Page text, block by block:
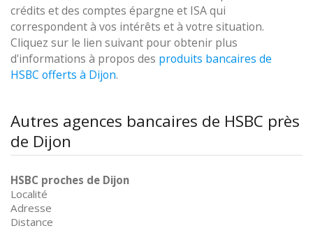
crédits et des comptes épargne et ISA qui
correspondent à vos intérêts et à votre situation.
Cliquez sur le lien suivant pour obtenir plus
d'informations à propos des produits bancaires de
HSBC offerts à Dijon.
Autres agences bancaires de HSBC près
de Dijon
HSBC proches de Dijon
Localité
Adresse
Distance